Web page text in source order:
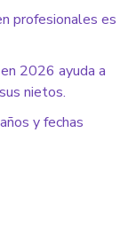
profesionales es
2026 ayuda a
nietos.
y fechas